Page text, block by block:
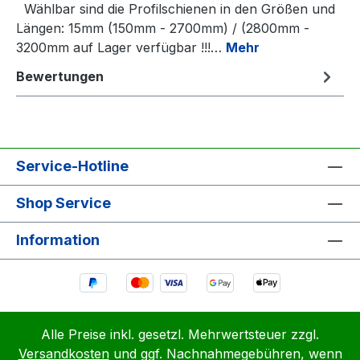
Wählbar sind die Profilschienen in den Größen und
Längen: 15mm (150mm - 2700mm) / (2800mm -
3200mm auf Lager verfügbar !!!… Mehr
Bewertungen
Service-Hotline
Shop Service
Information
Alle Preise inkl. gesetzl. Mehrwertsteuer zzgl.
Versandkostenund ggf. Nachnahmegebühren, wenn